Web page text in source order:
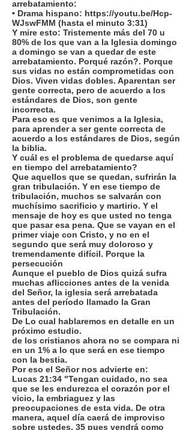
arrebatamiento:
• Drama hispano: https://youtu.be/Hcp-
WJswFMM (hasta el minuto 3:31)
Y mire esto: Tristemente más del 70 u
80% de los que van a la Iglesia domingo
a domingo se van a quedar de este
arrebatamiento. Porqué razón?. Porque
sus vidas no están comprometidas con
Dios. Viven vidas dobles. Aparentan ser
gente correcta, pero de acuerdo a los
estándares de Dios, son gente
incorrecta.
Para eso es que venimos a la Iglesia,
para aprender a ser gente correcta de
acuerdo a los estándares de Dios, según
la biblia.
Y cuál es el problema de quedarse aquí
en tiempo del arrebatamiento?
Que aquellos que se quedan, sufrirán la
gran tribulación. Y en ese tiempo de
tribulación, muchos se salvarán con
muchísimo sacrificio y martirio. Y el
mensaje de hoy es que usted no tenga
que pasar esa pena. Que se vayan en el
primer viaje con Cristo, y no en el
segundo que será muy doloroso y
tremendamente difícil. Porque la
persecución
Aunque el pueblo de Dios quizá sufra
muchas aflicciones antes de la venida
del Señor, la iglesia será arrebatada
antes del período llamado la Gran
Tribulación.
De Lo cual hablaremos en detalle en un
próximo estudio.
de los cristianos ahora no se compara ni
en un 1% a lo que será en ese tiempo
con la bestia.
Por eso el Señor nos advierte en:
Lucas 21:34 "Tengan cuidado, no sea
que se les endurezca el corazón por el
vicio, la embriaguez y las
preocupaciones de esta vida. De otra
manera, aquel día caerá de improviso
sobre ustedes, 35 pues vendrá como